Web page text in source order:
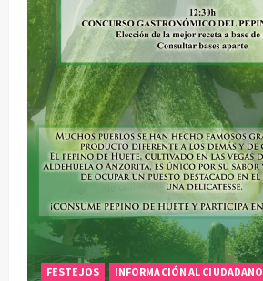
FESTEJOS INFORMACIÓN AL CIUDADANO